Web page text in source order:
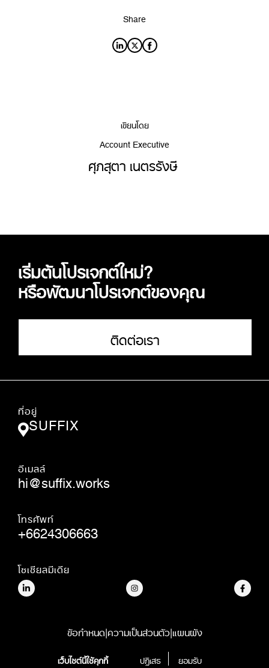
Share
เขียนโดย
Account Executive
ศุภสุตา เนตรรังษี
เริ่มต้นโปรเจกต์ใหม่?
หรือพัฒนาโปรเจกต์ของคุณ
ติดต่อเรา
ที่อยู่
SUFFIX
อีเมลล์
hi@suffix.works
โทรศัพท์
+6624306663
โซเชียลมีเดีย
ข้อกำหนด|ความเป็นส่วนตัว|แผนผัง
© SUFFIX.,CO.LTD.
เว็บไซต์นี้ใช้คุกกี้ ปฎิเสธ ยอมรับ